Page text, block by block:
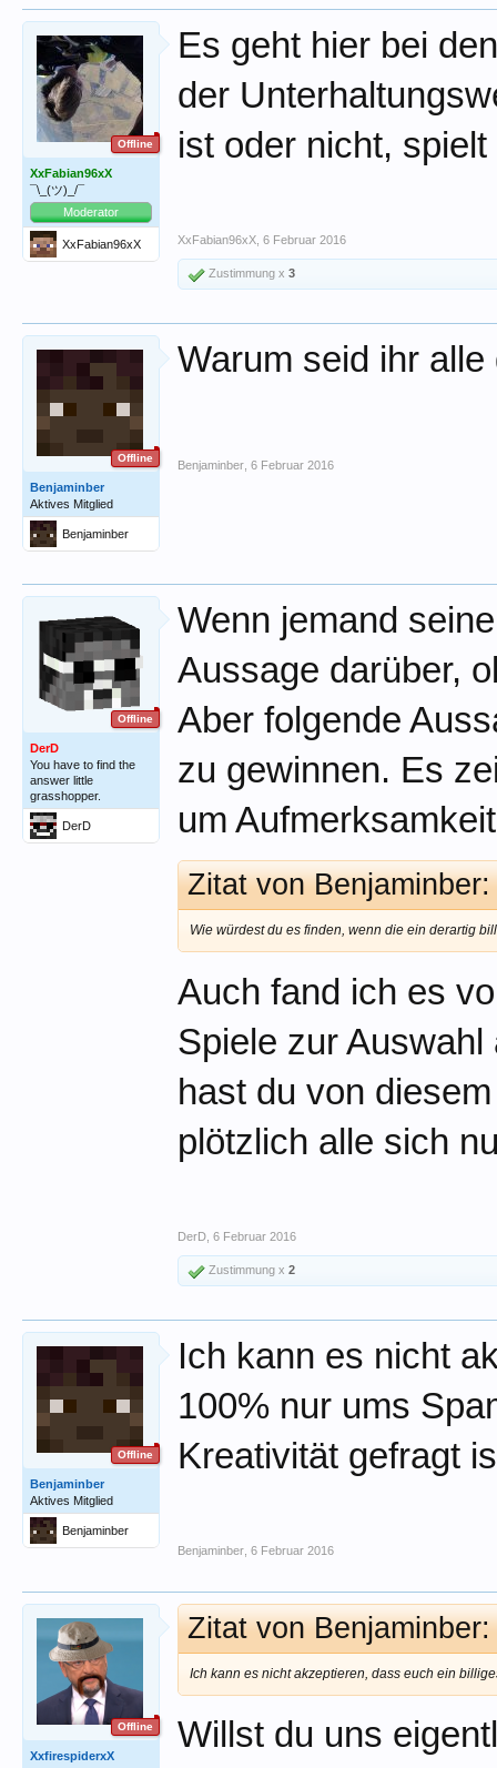
Offline
XxFabian96xX
¯\_(ツ)_/¯
Moderator
XxFabian96xX
Es geht hier bei
der
ist oder nicht,
XxFabian96xX 6 Februar 2016
Zustimmung x 3
Offline
Benjaminber
Aktives Mitglied
Benjaminber
Warum seid ihr
Benjaminber 6 Februar 2016
Offline
DerD
You have to find the
answer little
grasshopper.
DerD
Wenn jemand
Aussage darüber,
Aber folgende
zu gewinnen. Es
um
Zitat von
Wie würdest du es finden, wenn die ein derartig
Auch fand ich es
Spiele zur
hast du von
plötzlich alle sich
DerD 6 Februar 2016
Zustimmung x 2
Offline
Benjaminber
Aktives Mitglied
Benjaminber
Ich kann es nicht
100% nur ums
Kreativität gefragt
Benjaminber 6 Februar 2016
Offline
XxfirespiderxX
Zitat von
Ich kann es nicht akzeptieren, dass euch ein
Willst du uns